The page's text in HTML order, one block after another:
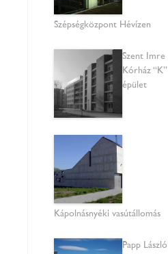
Szépségközpont Hévízen
Szent Imre
Kórház “K”
épület
Kápolnásnyéki vasútállomás
Papp László